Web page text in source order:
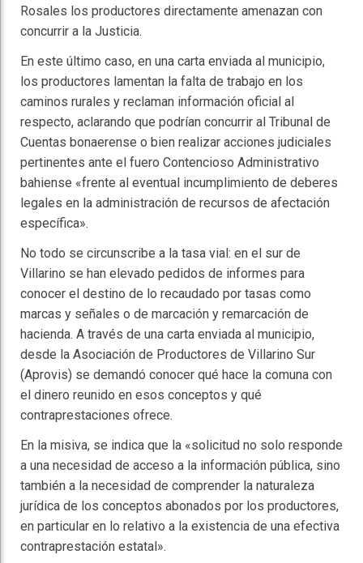
Rosales los productores directamente amenazan con
concurrir a la Justicia.
En este último caso, en una carta enviada al municipio,
los productores lamentan la falta de trabajo en los
caminos rurales y reclaman información oficial al
respecto, aclarando que podrían concurrir al Tribunal de
Cuentas bonaerense o bien realizar acciones judiciales
pertinentes ante el fuero Contencioso Administrativo
bahiense «frente al eventual incumplimiento de deberes
legales en la administración de recursos de afectación
específica».
No todo se circunscribe a la tasa vial: en el sur de
Villarino se han elevado pedidos de informes para
conocer el destino de lo recaudado por tasas como
marcas y señales o de marcación y remarcación de
hacienda. A través de una carta enviada al municipio,
desde la Asociación de Productores de Villarino Sur
(Aprovis) se demandó conocer qué hace la comuna con
el dinero reunido en esos conceptos y qué
contraprestaciones ofrece.
En la misiva, se indica que la «solicitud no solo responde
a una necesidad de acceso a la información pública, sino
también a la necesidad de comprender la naturaleza
jurídica de los conceptos abonados por los productores,
en particular en lo relativo a la existencia de una efectiva
contraprestación estatal».